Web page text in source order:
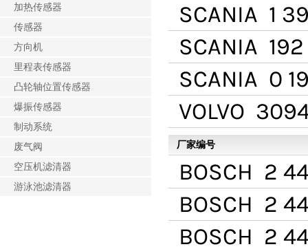
加热传感器
传感器
方向机
里程表传感器
凸轮轴位置传感器
爆振传感器
制动系统
废气阀
空压机滤清器
游泳池滤清器
SCANIA 1
SCANIA
SCANIA 0
VOLVO
厂家编号
BOSCH 2
BOSCH 2
BOSCH 2